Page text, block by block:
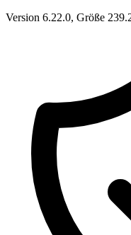
Version 6.22.0, Größe